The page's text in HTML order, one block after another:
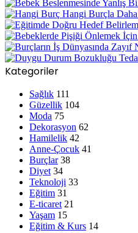
Kategoriler
Sağlık 111
Güzellik 104
Moda 75
Dekorasyon 62
Hamilelik 42
Anne-Çocuk 41
Burçlar 38
Diyet 34
Teknoloji 33
Eğitim 31
E-ticaret 21
Yaşam 15
Eğitim & Kurs 14